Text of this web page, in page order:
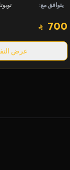
يتوافق مع:
تويوتا
700
عرض